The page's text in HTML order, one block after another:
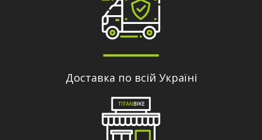
Доставка по всій Україні